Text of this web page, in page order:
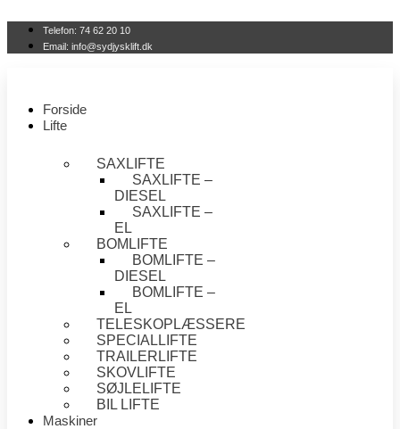
indhold
Telefon: 74 62 20 10
Email: info@sydjysklift.dk
Forside
Lifte
SAXLIFTE
SAXLIFTE –
DIESEL
SAXLIFTE –
EL
BOMLIFTE
BOMLIFTE –
DIESEL
BOMLIFTE –
EL
TELESKOPLÆSSERE
SPECIALLIFTE
TRAILERLIFTE
SKOVLIFTE
SØJLELIFTE
BIL LIFTE
Maskiner